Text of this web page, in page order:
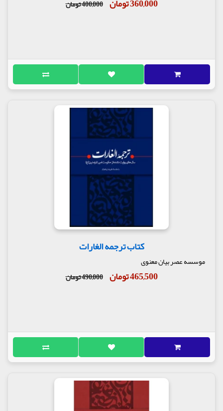
400,000 تومان
کتاب ترجمه الغارات
موسسه عصر بیان معنوی
465,500 تومان 490,000 تومان